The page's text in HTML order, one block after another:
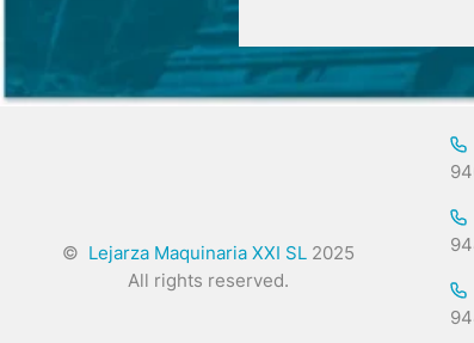
© Lejarza Maquinaria XXI SL 2025
All rights reserved.